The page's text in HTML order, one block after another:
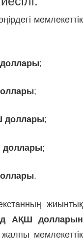
мемлекеттік
;
;
доллары;
;
.
жиынтық
АҚШ долларын
мемлекеттік